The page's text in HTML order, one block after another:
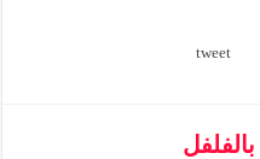
tweet